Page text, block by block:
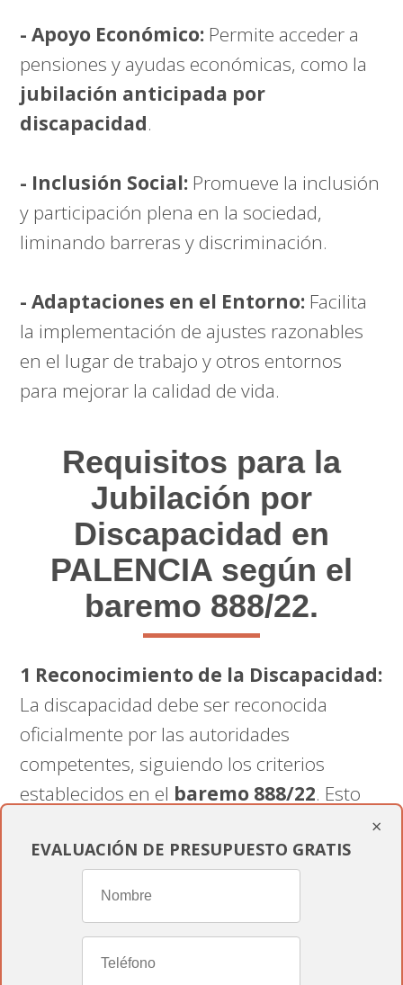
- Apoyo Económico: Permite acceder a
pensiones y ayudas económicas, como la
jubilación anticipada por
discapacidad.
- Inclusión Social: Promueve la inclusión
y participación plena en la sociedad,
liminando barreras y discriminación.
- Adaptaciones en el Entorno: Facilita
la implementación de ajustes razonables
en el lugar de trabajo y otros entornos
para mejorar la calidad de vida.
Requisitos para la
Jubilación por
Discapacidad en
PALENCIA según el
baremo 888/22.
1 Reconocimiento de la Discapacidad:
La discapacidad debe ser reconocida
oficialmente por las autoridades
competentes, siguiendo los criterios
establecidos en el baremo 888/22. Esto
certificación de la discapacidad por parte
2 Grado de Discapacidad en
PALENCIA:El grado de discapacidad
×
EVALUACIÓN DE PRESUPUESTO GRATIS